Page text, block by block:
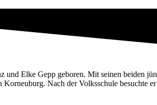
und Elke Gepp geboren. Mit seinen beiden
Korneuburg. Nach der Volksschule besuchte